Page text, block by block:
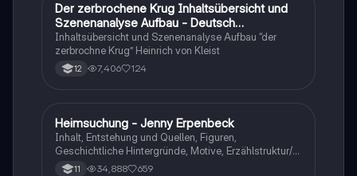
Deutsch
Der zerbrochene Krug Inhaltsübersicht und
Szenenanalyse Aufbau - Deutsch
Q1/Q2/Abitur
Inhaltsübersicht und Szenenanalyse Aufbau “der
zerbrochne Krug” Heinrich von Kleist
12 7,406 124
Deutsch
Heimsuchung - Jenny Erpenbeck
Inhalt, Entstehung und Quellen, Figuren,
Geschichtliche Hintergründe, Motive, Erzählstruktur/-
stil 11 34,888 659